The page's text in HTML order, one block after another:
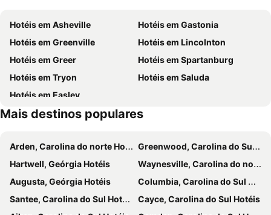
Hotéis em Asheville
Hotéis em Gastonia
Hotéis em Greenville
Hotéis em Lincolnton
Hotéis em Greer
Hotéis em Spartanburg
Hotéis em Tryon
Hotéis em Saluda
Hotéis em Easley
Mais destinos populares
Arden, Carolina do norte Hotéis
Greenwood, Carolina do Sul Hotéis
Hartwell, Geórgia Hotéis
Waynesville, Carolina do norte Hotéis
Augusta, Geórgia Hotéis
Columbia, Carolina do Sul Hotéis
Santee, Carolina do Sul Hotéis
Cayce, Carolina do Sul Hotéis